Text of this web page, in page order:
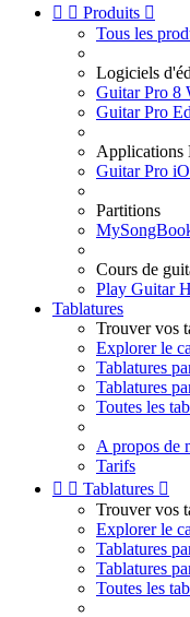
  Produits 
Tous les
Logiciels
Guitar Pro 8
Guitar Pro
Applications
Guitar Pro
Partitions
Cours de
Play Guitar
Tablatures
Trouver vos
Explorer le
Tablatures
Tablatures
Toutes les
A propos de
Tarifs
  Tablatures 
Trouver vos
Explorer le
Tablatures
Tablatures
Toutes les